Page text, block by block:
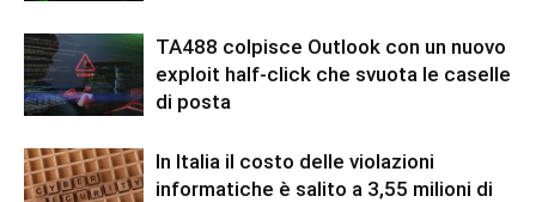
TA488 colpisce Outlook con un nuovo
exploit half-click che svuota le caselle
di posta
In Italia il costo delle violazioni
informatiche è salito a 3,55 milioni di